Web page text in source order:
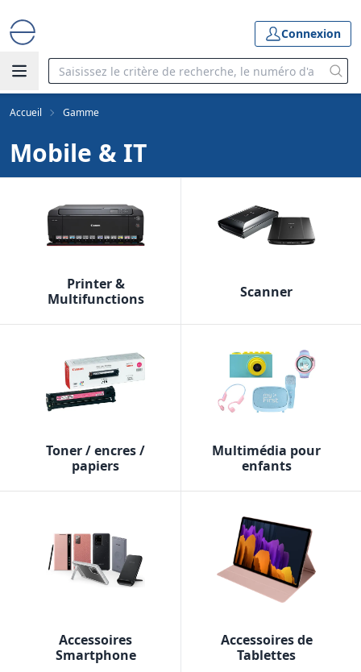
Connexion
Accueil Gamme
Mobile & IT
Printer &
Multifunctions
Scanner
Toner / encres /
papiers
Multimédia pour
enfants
Accessoires
Smartphone
Accessoires de
Tablettes